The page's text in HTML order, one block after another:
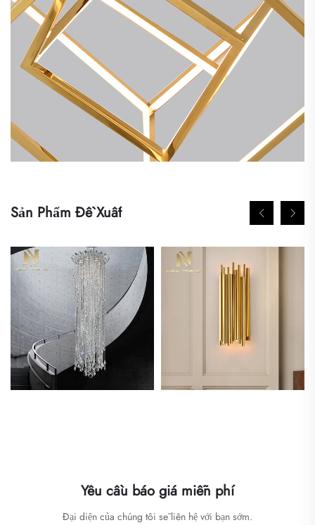
Sản Phẩm Đề Xuất
Yêu cầu báo giá miễn phí
Đại diện của chúng tôi sẽ liên hệ với bạn sớm.